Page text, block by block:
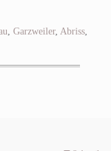
Garzweiler, Abriss,